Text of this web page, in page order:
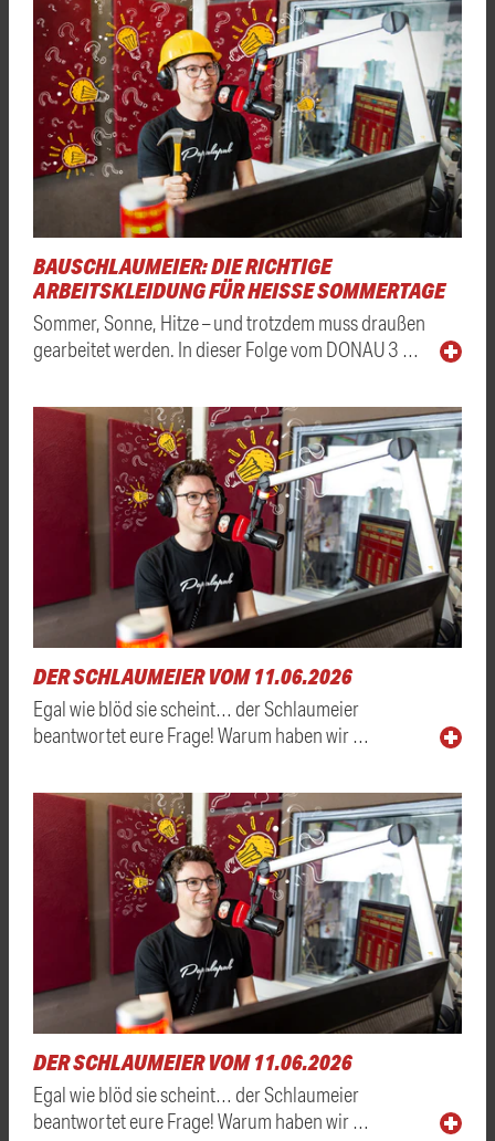
BAUSCHLAUMEIER: DIE RICHTIGE
ARBEITSKLEIDUNG FÜR HEISSE SOMMERTAGE
Sommer, Sonne, Hitze – und trotzdem muss draußen
gearbeitet werden. In dieser Folge vom DONAU 3 …
DER SCHLAUMEIER VOM 11.06.2026
Egal wie blöd sie scheint… der Schlaumeier
beantwortet eure Frage! Warum haben wir …
DER SCHLAUMEIER VOM 11.06.2026
Egal wie blöd sie scheint… der Schlaumeier
beantwortet eure Frage! Warum haben wir …